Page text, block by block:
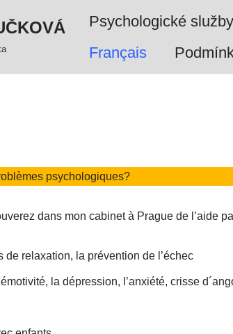
Psychologické služby
Français
psychologiques?
dans mon cabinet à Prague de l’aide
relaxation, la prévention de l’échec
la dépression, l’anxiété, crisse